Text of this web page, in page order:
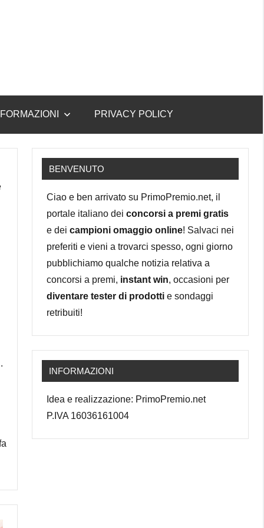
PRIVACY POLICY
BENVENUTO
Ciao e ben arrivato su PrimoPremio.net, il
portale italiano dei concorsi a premi gratis
e dei campioni omaggio online! Salvaci nei
preferiti e vieni a trovarci spesso, ogni giorno
pubblichiamo qualche notizia relativa a
concorsi a premi, instant win, occasioni per
diventare tester di prodotti e sondaggi
retribuiti!
INFORMAZIONI
Idea e realizzazione: PrimoPremio.net
P.IVA 16036161004